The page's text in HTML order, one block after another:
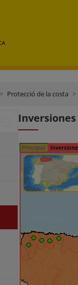
Protecció de la costa